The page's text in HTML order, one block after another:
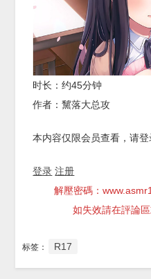
时长：约45分钟
作者：黧落大总攻
本内容仅限会员查看，请登
登录 注册
解壓密碼：
如失效請在評論
标签： R17